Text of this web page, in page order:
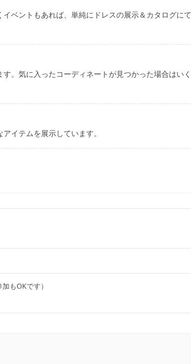
ベントもあれば、単純にドレスの展示＆カタログにて
。気に入ったコーディネートが見つかった場合はいく
イテムを展示しています。
もOKです）